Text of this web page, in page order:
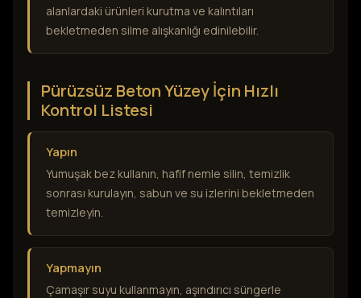
alanlardaki ürünleri kurutma ve kalıntıları
bekletmeden silme alışkanlığı edinilebilir.
Pürüzsüz Beton Yüzey İçin Hızlı
Kontrol Listesi
Yapın
Yumuşak bez kullanın, hafif nemle silin, temizlik
sonrası kurulayın, sabun ve su izlerini bekletmeden
temizleyin.
Yapmayın
Çamaşır suyu kullanmayın, aşındırıcı süngerle